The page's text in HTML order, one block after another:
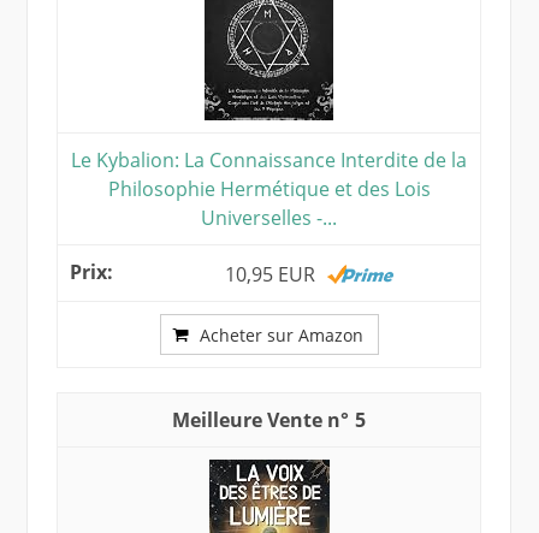
Le Kybalion: La Connaissance Interdite de la
Philosophie Hermétique et des Lois
Universelles -...
10,95 EUR
Acheter sur Amazon
5